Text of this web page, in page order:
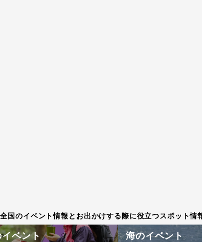
全国のイベント情報とお出かけする際に役立つスポット情
ベント 海のイベント